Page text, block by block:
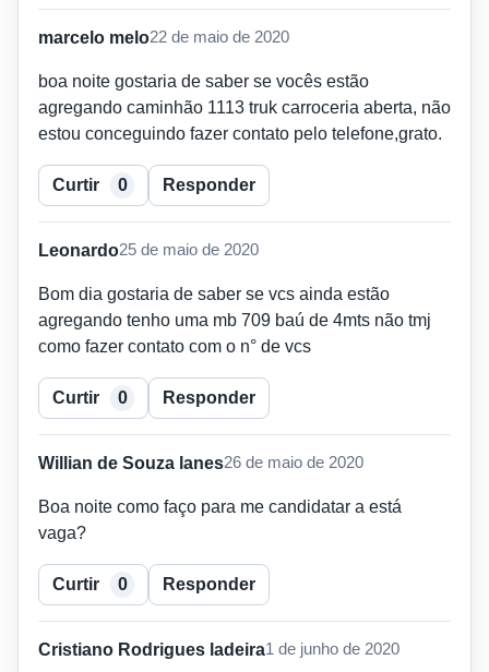
marcelo melo22 de maio de 2020
boa noite gostaria de saber se vocês estão
agregando caminhão 1113 truk carroceria aberta, não
estou conceguindo fazer contato pelo telefone,grato.
Curtir 0 Responder
Leonardo25 de maio de 2020
Bom dia gostaria de saber se vcs ainda estão
agregando tenho uma mb 709 baú de 4mts não tmj
como fazer contato com o n° de vcs
Curtir 0 Responder
Willian de Souza lanes26 de maio de 2020
Boa noite como faço para me candidatar a está
vaga?
Curtir 0 Responder
Cristiano Rodrigues ladeira1 de junho de 2020